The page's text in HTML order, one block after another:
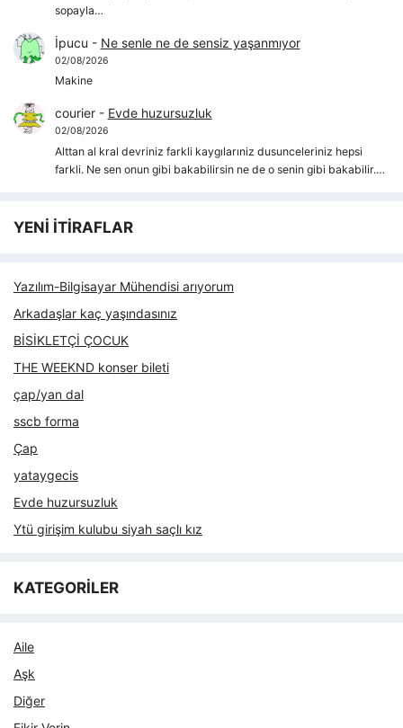
sopayla…
İpucu - Ne senle ne de sensiz yaşanmıyor
02/08/2026
Makine
courier- Evde huzursuzluk
02/08/2026
Alttan al kral devriniz farkli kaygılarıniz dusunceleriniz hepsi
farkli. Ne sen onun gibi bakabilirsin ne de o senin gibi bakabilir.…
YENİ İTİRAFLAR
Yazılım-Bilgisayar Mühendisi arıyorum
Arkadaşlar kaç yaşındasınız
BİSİKLETÇİ ÇOCUK
THE WEEKND konser bileti
çap/yan dal
sscb forma
Çap
yataygecis
Evde huzursuzluk
Ytü girişim kulubu siyah saçlı kız
KATEGORİLER
Aile
Aşk
Diğer